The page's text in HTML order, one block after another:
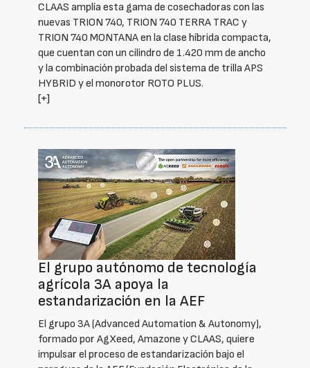
CLAAS amplía esta gama de cosechadoras con las
nuevas TRION 740, TRION 740 TERRA TRAC y
TRION 740 MONTANA en la clase híbrida compacta,
que cuentan con un cilindro de 1.420 mm de ancho
y la combinación probada del sistema de trilla APS
HYBRID y el monorotor ROTO PLUS.
[+]
El grupo autónomo de tecnología
agrícola 3A apoya la
estandarización en la AEF
El grupo 3A (Advanced Automation & Autonomy),
formado por AgXeed, Amazone y CLAAS, quiere
impulsar el proceso de estandarización bajo el